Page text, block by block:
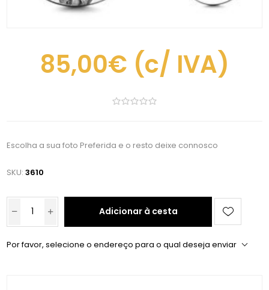
85,00€ (c/ IVA)
Escolha a sua foto Preferida e o resto deixe connosco
SKU: 3610
Adicionar à cesta
Por favor, selecione o endereço para o qual deseja enviar